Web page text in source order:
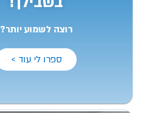
רוצה לשמוע יותר?
ספרו לי עוד >